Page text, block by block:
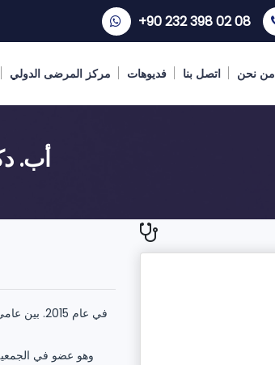
+90 232 398 02 08
مركز المرضى الدولي فديوهات اتصل بنا من نحن
أب.
وهو عضو في الجمعية